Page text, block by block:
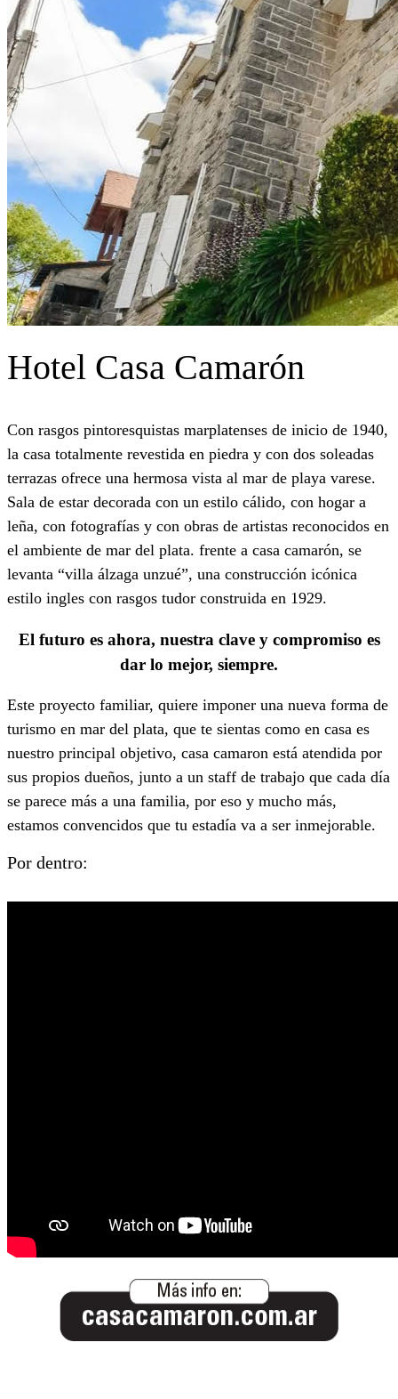
Hotel Casa Camarón
Con rasgos pintoresquistas marplatenses de inicio de 1940,
la casa totalmente revestida en piedra y con dos soleadas
terrazas ofrece una hermosa vista al mar de playa varese.
Sala de estar decorada con un estilo cálido, con hogar a
leña, con fotografías y con obras de artistas reconocidos en
el ambiente de mar del plata. frente a casa camarón, se
levanta “villa álzaga unzué”, una construcción icónica
estilo ingles con rasgos tudor construida en 1929.
El futuro es ahora, nuestra clave y compromiso es
dar lo mejor, siempre.
Este proyecto familiar, quiere imponer una nueva forma de
turismo en mar del plata, que te sientas como en casa es
nuestro principal objetivo, casa camaron está atendida por
sus propios dueños, junto a un staff de trabajo que cada día
se parece más a una familia, por eso y mucho más,
estamos convencidos que tu estadía va a ser inmejorable.
Por dentro: